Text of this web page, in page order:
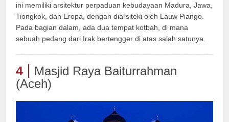
ini memiliki arsitektur perpaduan kebudayaan Madura, Jawa,
Tiongkok, dan Eropa, dengan diarsiteki oleh Lauw Piango.
Pada bagian dalam, ada dua tempat kotbah, di mana
sebuah pedang dari Irak bertengger di atas salah satunya.
4
Masjid Raya Baiturrahman
(Aceh)